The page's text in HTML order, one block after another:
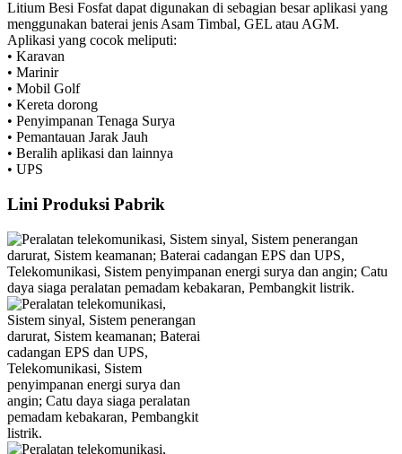
Litium Besi Fosfat dapat digunakan di sebagian besar aplikasi yang
menggunakan baterai jenis Asam Timbal, GEL atau AGM.
Aplikasi yang cocok meliputi:
• Karavan
• Marinir
• Mobil Golf
• Kereta dorong
• Penyimpanan Tenaga Surya
• Pemantauan Jarak Jauh
• Beralih aplikasi dan lainnya
• UPS
Lini Produksi Pabrik